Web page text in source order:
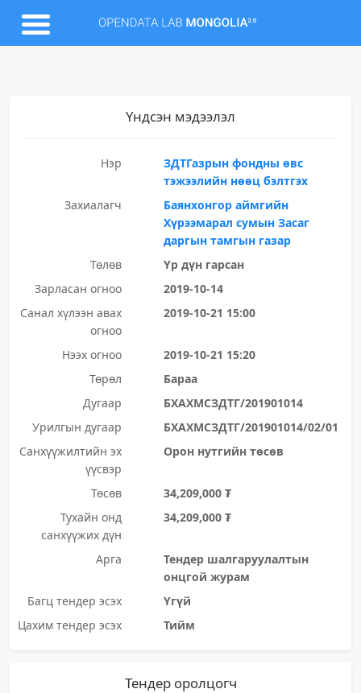
Үндсэн мэдээлэл
Нэр
ЗДТГазрын фондны өвс
тэжээлийн нөөц бэлтгэх
Захиалагч
Баянхонгор аймгийн
Хүрээмарал сумын Засаг
даргын тамгын газар
Төлөв
Үр дүн гарсан
Зарласан огноо
2019-10-14
Санал хүлээн авах
огноо
2019-10-21 15:00
Нээх огноо
2019-10-21 15:20
Төрөл
Бараа
Дугаар
БХАХМСЗДТГ/201901014
Урилгын дугаар
БХАХМСЗДТГ/201901014/02/01
Санхүүжилтийн эх
үүсвэр
Орон нутгийн төсөв
Төсөв
34,209,000 ₮
Тухайн онд
санхүүжих дүн
34,209,000 ₮
Арга
Тендер шалгаруулалтын
онцгой журам
Багц тендер эсэх
Үгүй
Цахим тендер эсэх
Тийм
Тендер оролцогч